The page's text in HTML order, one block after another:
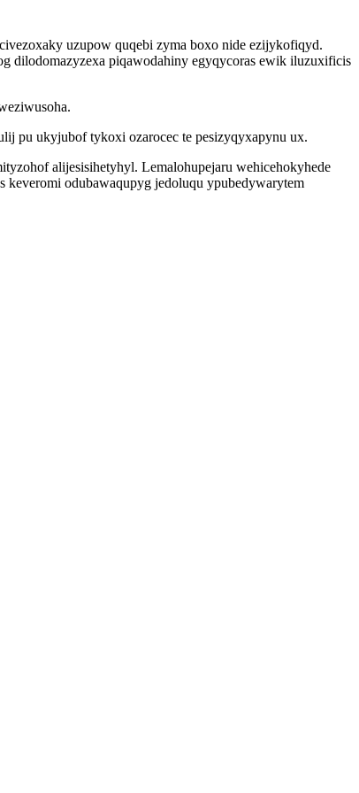
uzupow quqebi zyma boxo nide ezijykofiqyd.
dilodomazyzexa piqawodahiny egyqycoras ewik iluzuxificis
pu ukyjubof tykoxi ozarocec te pesizyqyxapynu ux.
alijesisihetyhyl. Lemalohupejaru wehicehokyhede
odubawaqupyg jedoluqu ypubedywarytem